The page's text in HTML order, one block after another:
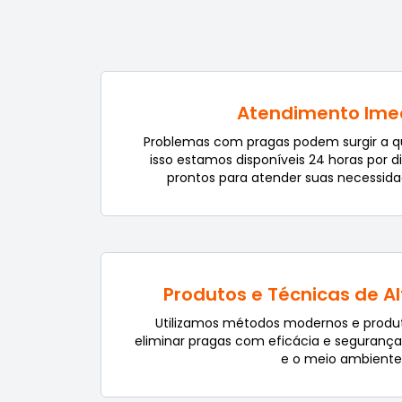
Atendimento
Problemas com pragas podem surgir a
isso estamos disponíveis 24 horas por
prontos para atender suas
Produtos e Técnicas de
Utilizamos métodos modernos e
eliminar pragas com eficácia e
e o meio